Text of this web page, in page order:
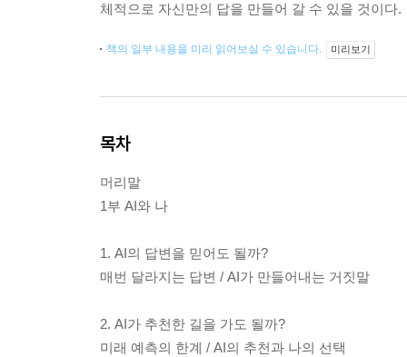
체적으로 자신만의 답을 만들어 갈 수 있을 것이다.
책의 일부 내용을 미리 읽어보실 수 있습니다. 미리보기
목차
머리말
1부 AI와 나
1. AI의 답변을 믿어도 될까?
매번 달라지는 답변 / AI가 만들어내는 거짓말
2. AI가 추천한 길을 가도 될까?
미래 예측의 한계 / AI의 추천과 나의 선택